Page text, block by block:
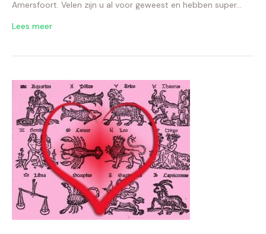
Amersfoort. Velen zijn u al voor geweest en hebben super…
Lees meer